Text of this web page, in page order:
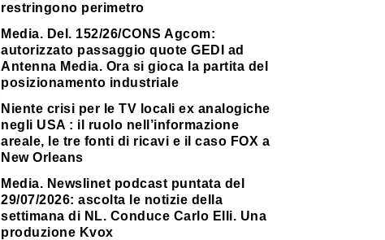
restringono perimetro
Media. Del. 152/26/CONS Agcom:
autorizzato passaggio quote GEDI ad
Antenna Media. Ora si gioca la partita del
posizionamento industriale
Niente crisi per le TV locali ex analogiche
negli USA : il ruolo nell’informazione
areale, le tre fonti di ricavi e il caso FOX a
New Orleans
Media. Newslinet podcast puntata del
29/07/2026: ascolta le notizie della
settimana di NL. Conduce Carlo Elli. Una
produzione Kvox